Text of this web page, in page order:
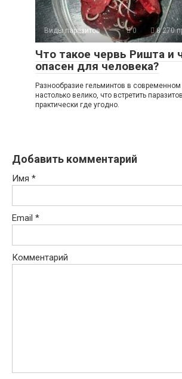
Виды паразитов 0 8 270
Что такое червь Ришта и
опасен для человека?
Разнообразие гельминтов в
настолько велико, что встретить
практически где угодно.
Добавить комментарий
Имя *
Email *
Комментарий